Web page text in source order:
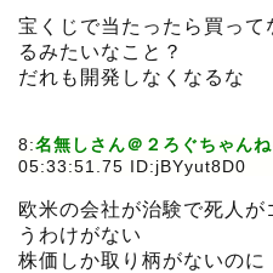
宝くじで当たったら買っ
るみたいなこと？
だれも開発しなくなるな
8:名無しさん＠２ろぐちゃんね
05:33:51.75 ID:jBYyut8D0
欧米の会社が治験で死人
うわけがない
株価しか取り柄がないのに